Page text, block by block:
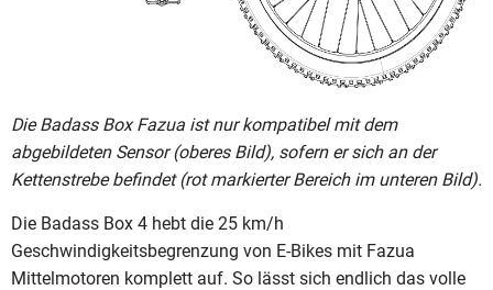
Die Badass Box Fazua ist nur kompatibel mit dem
abgebildeten Sensor (oberes Bild), sofern er sich an der
Kettenstrebe befindet (rot markierter Bereich im unteren Bild).
Die Badass Box 4 hebt die 25 km/h
Geschwindigkeitsbegrenzung von E-Bikes mit Fazua
Mittelmotoren komplett auf. So lässt sich endlich das volle